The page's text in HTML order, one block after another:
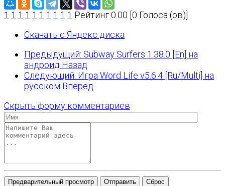
1 1 1 1 1 1 1 1 1 1 Рейтинг 0.00 [0 Голоса (ов)]
Скачать с Яндекс диска
Предыдущий: Subway Surfers 1.38.0 [En] на
андроид Назад
Следующий: Игра Word Life v5.6.4 [Ru/Multi] на
русском Вперед
Скрыть форму комментариев
Предварительный просмотр Отправить Сброс